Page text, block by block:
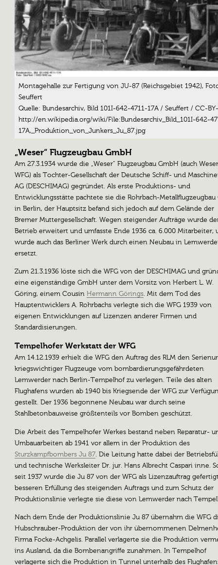
Montagehalle zur Fertigung von JU-87 (Reichsgebiet 1942),
Seuffert
Quelle: Bundesarchiv, Bild 101I-642-4711-17A / Seuffert / CC-BY-
http://en.wikipedia.org/wiki/File:Bundesarchiv_Bild_101I-642-
17A,_Produktion_von_Junkers_Ju_87.jpg
„Weser“ Flugzeugbau GmbH
Am 27.3.1934 wurde die „Weser“ Flugzeugbau GmbH (auch
WFG) als Tochter-Gesellschaft der Deutsche Schiff- und
AG (DESCHIMAG) gegründet. Als erste Produktions- und
Entwicklungsstätte pachtete sie die Rohrbach-Metallflugzeugbau
in Berlin, der Hauptsitz befand sich jedoch auf dem Gelände der
Bremer Muttergesellschaft. Wegen steigender Aufträge wurde
Betrieb erweitert und umfasste Ende 1936 ca. 6.000 Mitarbeiter,
wurde auch das Berliner Werk durch einen Neubau in
ersetzt.
Zum 21.3.1936 löste sich die WFG von der DESCHIMAG und
eine eigenständige GmbH unter dem Vorsitz von Herbert L. W.
Göring, einem Cousin Hermann Görings. Mit dem Tod des
Hauptentwicklers A. Rohrbachs verlegte sich die WFG 1939 von
eigenen Entwicklungen auf Lizenzen anderer Firmen und
Standardisierungen.
Tempelhofer Werkstatt der WFG
Am 14.12.1939 erhielt die WFG den Auftrag des RLM den
kriegswichtiger Flugzeuge vom bombardierungsgefährdeten
Lemwerder nach Berlin-Tempelhof zu verlegen. Teile des alten
Flughafens wurden ab 1940 bis Kriegsende der WFG zur
gestellt. Der 1936 begonnene Neubau war durch seine
Stahlbetonbauweise größtenteils vor Bomben geschützt.
Die Arbeit des Tempelhofer Werkes bestand neben Reparatur-
Umbauarbeiten ab 1941 vor allem in der Produktion des
Sturzkampfbombers Ju 87 . Die Leitung hatte dabei der
und technische Werksleiter Dr. jur. Hans Albrecht Caspari inne.
seit 1937 wurde die Ju 87 von der WFG als Lizenzauftrag
besseren Erfüllung des steigenden Auftrags und zum Schutz der
Produktionslinie verlegte sie diese von Lemwerder nach
Nach dem Ende der Produktionslinie Ju 87 übernahm die WFG
Hubschrauber-Produktion der von ihr übernommenen
Firma Focke-Achgelis. Parallel verlagerte sie die Produktion
ins Ausland, da die Bombenangriffe zunahmen. In Tempelhof
verlagerte sich die Produktion in Tunnel unterhalb des